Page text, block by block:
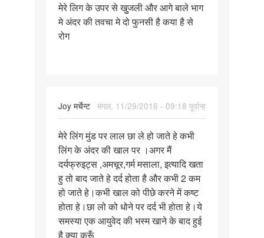
मेरे
लिग
के
मेरे लिग के उपर से खुुजली और आगे बाले भाग
मे अंदर की तवचा मे दो फुनसी है कया है से
रोग
Joy मर्चेन्ट मंगल, 11/29/2016 - 09:18 पूर्वान्ह
मेरे
लिंग
मुंड
पर
लाल
छा
ले
मेरे लिंग मुंड पर लाल छा ले हो जाते हे कभी
लिंग के अंदर की खाल पर ।अगर मैं
दर्यफ्रुइट्स ,अमचूर,गर्म मसाला, इत्यादि खता
हु तो बाद जाते हे दर्द होता है और कभी 2 कम
हो जाते हे।कभी खाल को पीछे करने में कष्ट
होता हे।छा लो को धोने पर दर्द भी होता हे।ये
समस्या एक आयुवेद की भस्म खाने के बाद हुई
है क्या करूँ